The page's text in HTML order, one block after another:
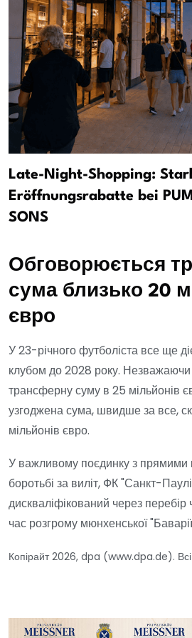
Late-Night-Shopping:
Eröffnungsrabatte bei
SONS
Обговорюється
сума близько 20
євро
У 23-річного футболіста все ще
клубом до 2028 року. Незважаючи
трансферну суму в 25 мільйонів
узгоджена сума, швидше за все,
мільйонів євро.
У важливому поєдинку з прямими
боротьбі за виліт, ФК "Санкт-
дискваліфікований через перебір
час розгрому мюнхенської
Копірайт 2026, dpa (www.dpa.de).